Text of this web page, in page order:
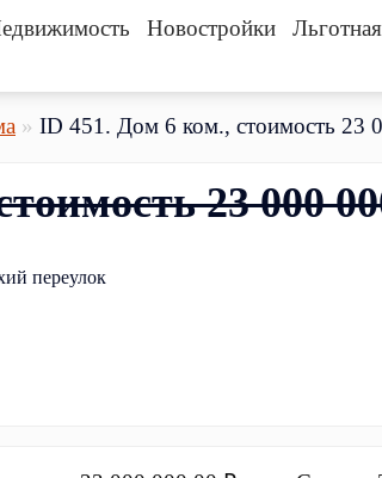
Новостройки
ID 451. Дом 6 ком., стоимость 23
23 000
переулок